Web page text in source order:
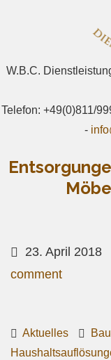
W.B.C.
Telefon: +49(0)811/
-
WBC-
Menu23. April 2018
comment
Aktuelles